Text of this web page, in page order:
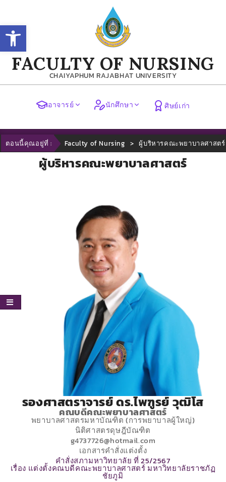
Open toolbar
FACULTY OF NURSING
CHAIYAPHUM RAJABHAT UNIVERSITY
อาจารย์ นักศึกษา ศิษย์เก่า
ตอนนี้คุณอยู่ที่ : Faculty of Nursing > ผู้บริหารคณะพยาบาลศาสตร์
ผู้บริหารคณะพยาบาลศาสตร์
รองศาสตราจารย์ ดร.ไพฑูรย์ วุฒิโส
คณบดีคณะพยาบาลศาสตร์
พยาบาลศาสตรมหาบัณฑิต (การพยาบาลผู้ใหญ่)
นิติศาสตรดุษฎีบัณฑิต
g4737726@hotmail.com
เอกสารคำสั่งแต่งตั้ง
คำสั่งสภามหาวิทยาลัย ที่ 25/2567
เรื่อง แต่งตั้งคณบดีคณะพยาบาลศาสตร์ มหาวิทยาลัยราชภัฏ
ชัยภูมิ